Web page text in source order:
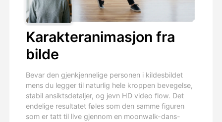
Karakteranimasjon fra
bilde
Bevar den gjenkjennelige personen i kildesbildet
mens du legger til naturlig hele kroppen bevegelse,
stabil ansiktsdetaljer, og jevn HD video flow. Det
endelige resultatet føles som den samme figuren
som er tatt til live gjennom en moonwalk-dans-